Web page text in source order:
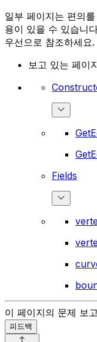
일부 페이지는 편의
용이 있을 수 있습니
우선으로 참조하세요.
보고 있는 페이
Fields
이 페이지의 문제 보고
피드백